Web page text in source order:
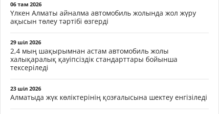
06 там 2026
Үлкен Алматы айналма автомобиль жолында жол жүру
ақысын төлеу тәртібі өзгерді
29 шіл 2026
2,4 мың шақырымнан астам автомобиль жолы
халықаралық қауіпсіздік стандарттары бойынша
тексеріледі
23 шіл 2026
Алматыда жүк көліктерінің қозғалысына шектеу енгізіледі